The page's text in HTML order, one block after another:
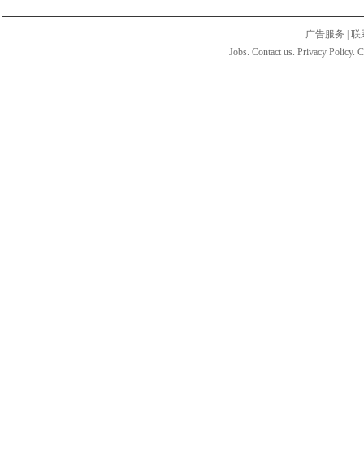
广告服务
联
Jobs. Contact us. Privacy Policy.